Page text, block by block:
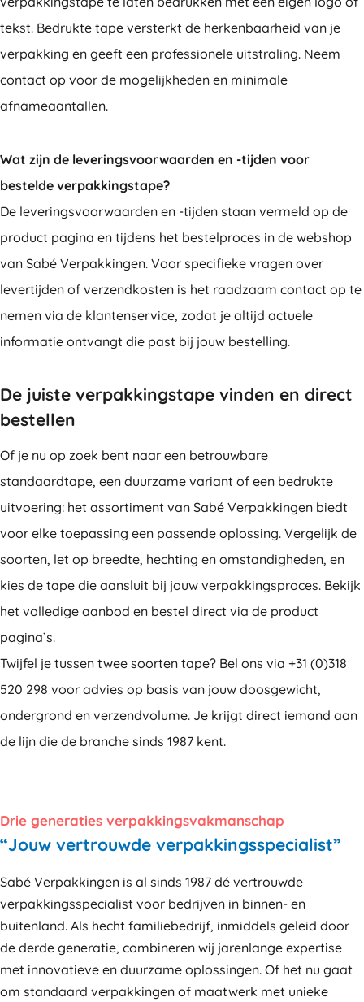
tekst. Bedrukte tape versterkt de herkenbaarheid van je
verpakking en geeft een professionele uitstraling. Neem
contact op voor de mogelijkheden en minimale
afnameaantallen.
Wat zijn de leveringsvoorwaarden en -tijden voor
bestelde verpakkingstape?
De leveringsvoorwaarden en -tijden staan vermeld op de
product pagina en tijdens het bestelproces in de webshop
van Sabé Verpakkingen. Voor specifieke vragen over
levertijden of verzendkosten is het raadzaam contact op te
nemen via de klantenservice, zodat je altijd actuele
informatie ontvangt die past bij jouw bestelling.
De juiste verpakkingstape vinden en direct
bestellen
Of je nu op zoek bent naar een betrouwbare
standaardtape, een duurzame variant of een bedrukte
uitvoering: het assortiment van Sabé Verpakkingen biedt
voor elke toepassing een passende oplossing. Vergelijk de
soorten, let op breedte, hechting en omstandigheden, en
kies de tape die aansluit bij jouw verpakkingsproces. Bekijk
het volledige aanbod en bestel direct via de product
pagina’s.
Twijfel je tussen twee soorten tape? Bel ons via +31 (0)318
520 298 voor advies op basis van jouw doosgewicht,
ondergrond en verzendvolume. Je krijgt direct iemand aan
de lijn die de branche sinds 1987 kent.
Drie generaties verpakkingsvakmanschap
“Jouw vertrouwde verpakkingsspecialist”
Sabé Verpakkingen is al sinds 1987 dé vertrouwde
verpakkingsspecialist voor bedrijven in binnen- en
buitenland. Als hecht familiebedrijf, inmiddels geleid door
de derde generatie, combineren wij jarenlange expertise
met innovatieve en duurzame oplossingen. Of het nu gaat
om standaard verpakkingen of maatwerk met unieke